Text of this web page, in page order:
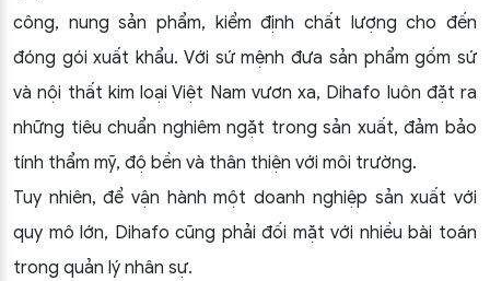
công, nung sản phẩm, kiểm định chất lượng cho đến
đóng gói xuất khẩu. Với sứ mệnh đưa sản phẩm gốm sứ
và nội thất kim loại Việt Nam vươn xa, Dihafo luôn đặt ra
những tiêu chuẩn nghiêm ngặt trong sản xuất, đảm bảo
tính thẩm mỹ, độ bền và thân thiện với môi trường.
Tuy nhiên, để vận hành một doanh nghiệp sản xuất với
quy mô lớn, Dihafo cũng phải đối mặt với nhiều bài toán
trong quản lý nhân sự.